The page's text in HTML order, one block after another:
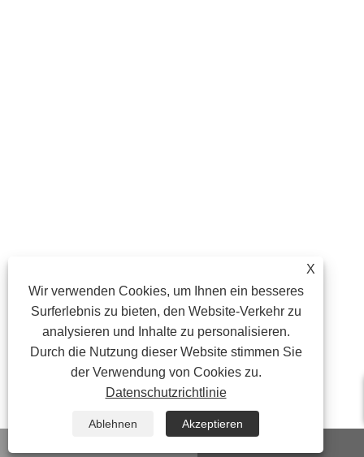
X
Wir verwenden Cookies, um Ihnen ein besseres
Surferlebnis zu bieten, den Website-Verkehr zu
analysieren und Inhalte zu personalisieren.
Durch die Nutzung dieser Website stimmen Sie
der Verwendung von Cookies zu.
Datenschutzrichtlinie
Ablehnen
Akzeptieren